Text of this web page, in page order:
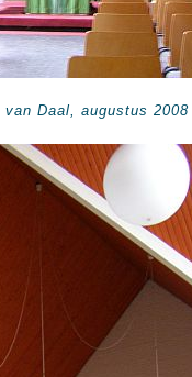
Daal, augustus 2008